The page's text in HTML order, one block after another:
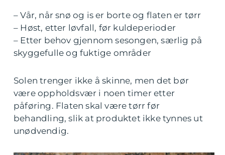
– Vår, når snø og is er borte og flaten er tørr
– Høst, etter løvfall, før kuldeperioder
– Etter behov gjennom sesongen, særlig på
skyggefulle og fuktige områder
Solen trenger ikke å skinne, men det bør
være oppholdsvær i noen timer etter
påføring. Flaten skal være tørr før
behandling, slik at produktet ikke tynnes ut
unødvendig.